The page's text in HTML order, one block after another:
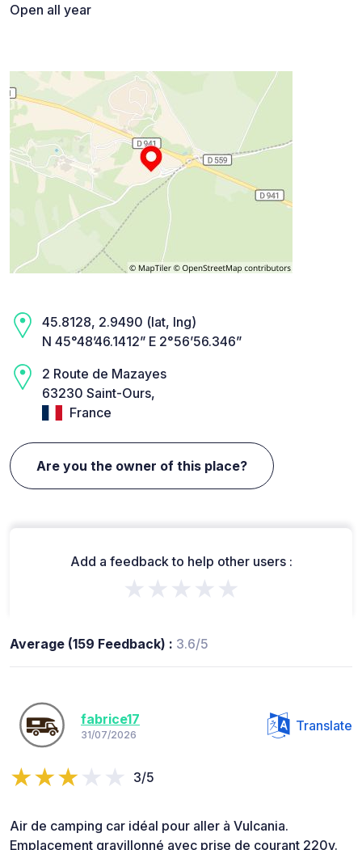
Open all year
45.8128, 2.9490 (lat, lng)
N 45°48’46.1412” E 2°56’56.346”
2 Route de Mazayes
63230 Saint-Ours,
France
Are you the owner of this place?
Add a feedback to help other users :
★★★★★
Average (159 Feedback) : 3.6/5
fabrice17
31/07/2026
Translate
3/5
Air de camping car idéal pour aller à Vulcania.
Emplacement gravillonné avec prise de courant 220v.